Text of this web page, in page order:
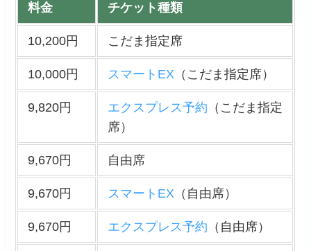
料金 チケット種類
10,200円 こだま指定席
10,000円 スマートEX（こだま指定席）
9,820円 エクスプレス予約 （こだま指定
席）
9,670円 自由席
9,670円 スマートEX（自由席）
9,670円 エクスプレス予約 （自由席）